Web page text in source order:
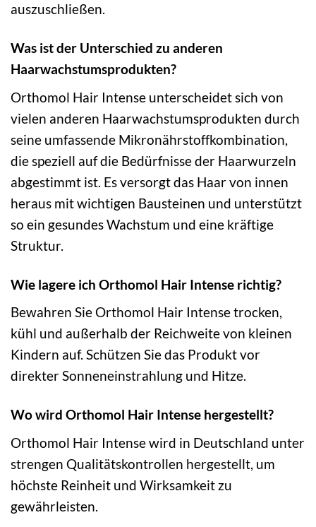
auszuschließen.
Was ist der Unterschied zu anderen
Haarwachstumsprodukten?
Orthomol Hair Intense unterscheidet sich von
vielen anderen Haarwachstumsprodukten durch
seine umfassende Mikronährstoffkombination,
die speziell auf die Bedürfnisse der Haarwurzeln
abgestimmt ist. Es versorgt das Haar von innen
heraus mit wichtigen Bausteinen und unterstützt
so ein gesundes Wachstum und eine kräftige
Struktur.
Wie lagere ich Orthomol Hair Intense richtig?
Bewahren Sie Orthomol Hair Intense trocken,
kühl und außerhalb der Reichweite von kleinen
Kindern auf. Schützen Sie das Produkt vor
direkter Sonneneinstrahlung und Hitze.
Wo wird Orthomol Hair Intense hergestellt?
Orthomol Hair Intense wird in Deutschland unter
strengen Qualitätskontrollen hergestellt, um
höchste Reinheit und Wirksamkeit zu
gewährleisten.